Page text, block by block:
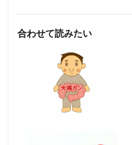
合わせて読みたい